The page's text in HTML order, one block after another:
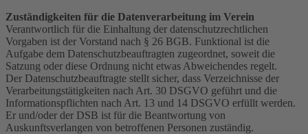
Zuständigkeiten für die Datenverarbeitung im Verein
Verantwortlich für die Einhaltung der datenschutzrechtlichen
Vorgaben ist der Vorstand nach § 26 BGB. Funktional ist die
Aufgabe dem Datenschutzbeauftragten zugeordnet, soweit die
Satzung oder diese Ordnung nicht etwas Abweichendes regelt.
Der Datenschutzbeauftragte stellt sicher, dass Verzeichnisse der
Verarbeitungstätigkeiten nach Art. 30 DSGVO geführt und die
Informationspflichten nach Art. 13 und 14 DSGVO erfüllt werden.
Er und/oder der DSB ist für die Beantwortung von
Auskunftsverlangen von betroffenen Personen zuständig.